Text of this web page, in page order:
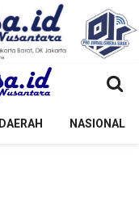
DAERAH NASIONAL